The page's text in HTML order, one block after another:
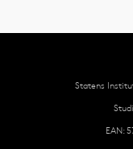
Statens
EAN: